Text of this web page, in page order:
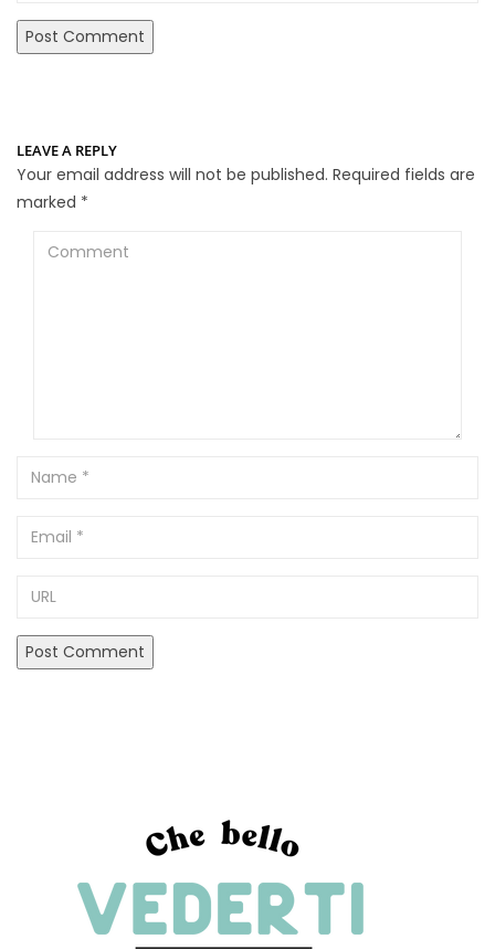
LEAVE A REPLY
Your email address will not be published. Required fields are
marked *
Comment
Name
Email